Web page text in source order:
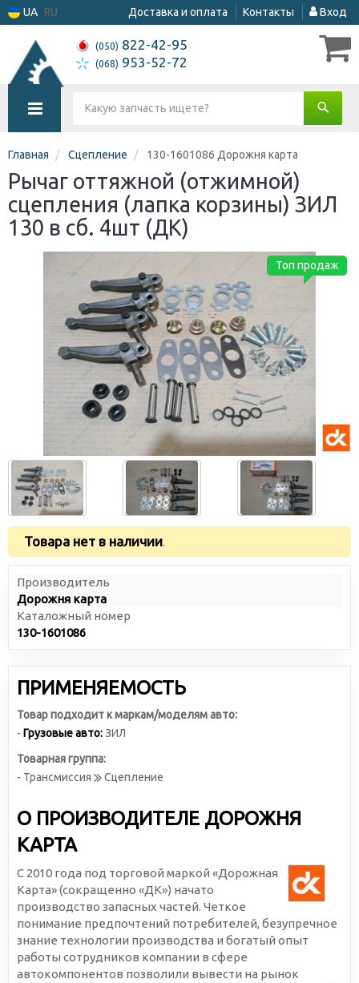
UA RU Доставка и оплата Контакты Вход
(050) 822-42-95
(068) 953-52-72
Главная Сцепление 130-1601086 Дорожня карта
Рычаг оттяжной (отжимной)
сцепления (лапка корзины) ЗИЛ
130 в сб. 4шт (ДК)
Топ продаж
Товара нет в наличии.
Производитель
Дорожня карта
Каталожный номер
130-1601086
ПРИМЕНЯЕМОСТЬ
Товар подходит к маркам/моделям авто:
- Грузовые авто: ЗИЛ
Товарная группа:
- Трансмиссия
Сцепление
О ПРОИЗВОДИТЕЛЕ ДОРОЖНЯ
КАРТА
С 2010 года под торговой маркой «Дорожная
Карта» (сокращенно «ДК») начато
производство запасных частей. Четкое
понимание предпочтений потребителей, безупречное
знание технологии производства и богатый опыт
работы сотрудников компании в сфере
автокомпонентов позволили вывести на рынок